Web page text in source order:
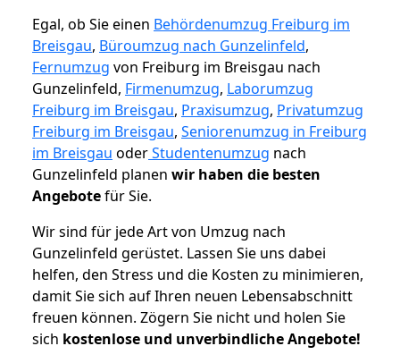
Egal, ob Sie einen Behördenumzug Freiburg im
Breisgau, Büroumzug nach Gunzelinfeld,
Fernumzug von Freiburg im Breisgau nach
Gunzelinfeld, Firmenumzug, Laborumzug
Freiburg im Breisgau, Praxisumzug, Privatumzug
Freiburg im Breisgau, Seniorenumzug in Freiburg
im Breisgau oderStudentenumzug nach
Gunzelinfeld planen wir haben die besten
Angebotefür Sie.
Wir sind für jede Art von Umzug nach
Gunzelinfeld gerüstet. Lassen Sie uns dabei
helfen, den Stress und die Kosten zu minimieren,
damit Sie sich auf Ihren neuen Lebensabschnitt
freuen können. Zögern Sie nicht und holen Sie
sich kostenlose und unverbindliche Angebote!